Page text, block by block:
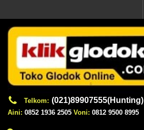
Telkom: (021)89907555(Hunting)
Aini: 0852 1936 2505 Voni: 0812 9500 8995